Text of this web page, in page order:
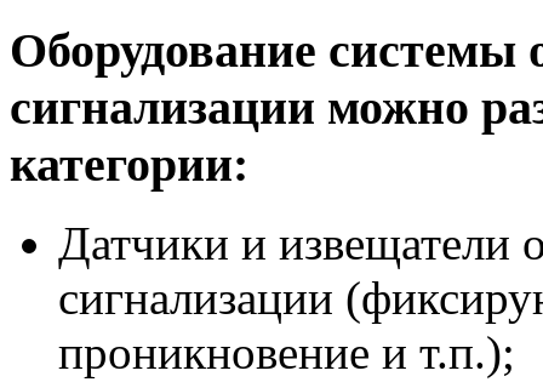
Оборудование системы
сигнализации можно
категории:
Датчики и извещатели
сигнализации
проникновение и т.п.);